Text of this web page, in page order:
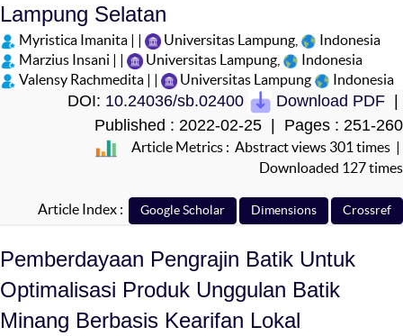
Lampung Selatan
Myristica Imanita | | Universitas Lampung,
Indonesia
Marzius Insani | |
Universitas Lampung,
Indonesia
Valensy Rachmedita | |
Universitas Lampung Indonesia
DOI: 10.24036/sb.02400 Download PDF |
Published : 2022-02-25 | Pages : 251-260
Article Metrics : Abstract views 301 times |
Downloaded 127 times
Article Index :
Pemberdayaan Pengrajin Batik Untuk
Optimalisasi Produk Unggulan Batik
Minang Berbasis Kearifan Lokal